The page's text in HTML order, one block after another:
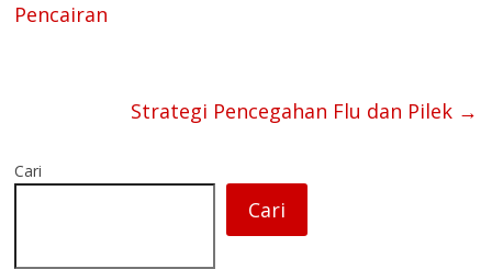
Pencairan
Strategi Pencegahan Flu dan Pilek →
Cari
Cari